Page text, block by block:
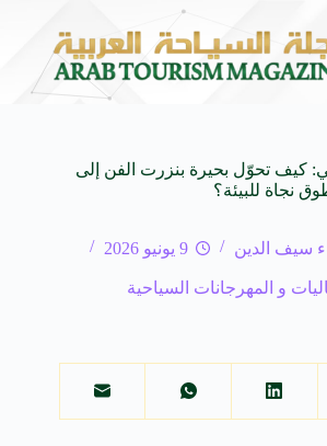
زايتشيكوف يستقبل وفد الطلاب
كيف تحوّل بحيرة بنزرت الفن إلى
نجاة للبيئة؟
سيف الدين 9 يونيو 2026
و المهرجانات السياحية